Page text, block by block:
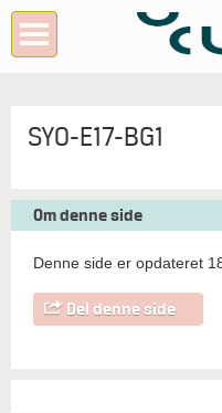
SYO-E17-BG1
Om denne side
Denne side er opdateret
Del denne side